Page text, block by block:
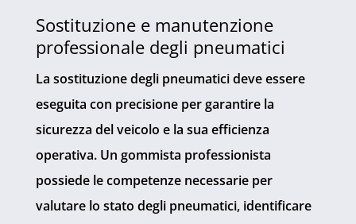
Sostituzione e manutenzione
professionale degli pneumatici
La sostituzione degli pneumatici deve essere
eseguita con precisione per garantire la
sicurezza del veicolo e la sua efficienza
operativa. Un gommista professionista
possiede le competenze necessarie per
valutare lo stato degli pneumatici, identificare